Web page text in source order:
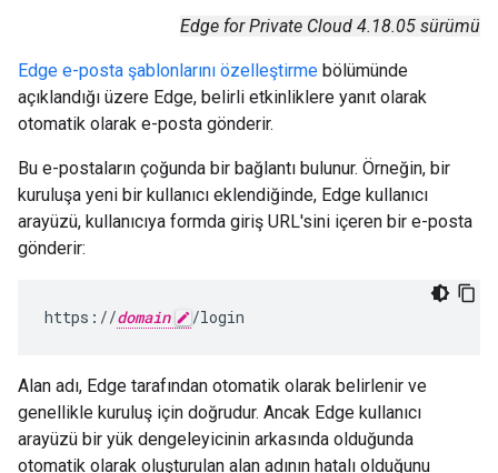
Edge for Private Cloud 4.18.05 sürümü
Edge e-posta şablonlarını özelleştirme bölümünde
açıklandığı üzere Edge, belirli etkinliklere yanıt olarak
otomatik olarak e-posta gönderir.
Bu e-postaların çoğunda bir bağlantı bulunur. Örneğin, bir
kuruluşa yeni bir kullanıcı eklendiğinde, Edge kullanıcı
arayüzü, kullanıcıya formda giriş URL'sini içeren bir e-posta
gönderir:
https://domain /login
Alan adı, Edge tarafından otomatik olarak belirlenir ve
genellikle kuruluş için doğrudur. Ancak Edge kullanıcı
arayüzü bir yük dengeleyicinin arkasında olduğunda
otomatik olarak oluşturulan alan adının hatalı olduğunu